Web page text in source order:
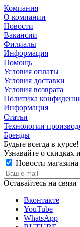
Компания
О компании
Новости
Вакансии
Филиалы
Информация
Помощь
Условия оплаты
Условия доставки
Условия возврата
Политика
Информация
Статьи
Технологии
Бренды
Будьте всегда в курсе!
Узнавайте о скидках
Новости магазина
Оставайтесь на связи
Вконтакте
YouTube
WhatsApp